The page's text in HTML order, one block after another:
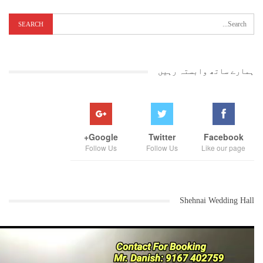
میو نسپل انتظامیہ کے ذریعہ راستے پر قائم کیے گئے غاصبانہ قبضہ جات
میں بھی میو نسپل انتظامیہ کو اسی طرح کی کارروائی کر نا چاہیئے۔
ہمارے ساتھ وابستہ رہیں
Facebook
Like our page
Twitter
Follow Us
Google+
Follow Us
Shehnai Wedding Hall